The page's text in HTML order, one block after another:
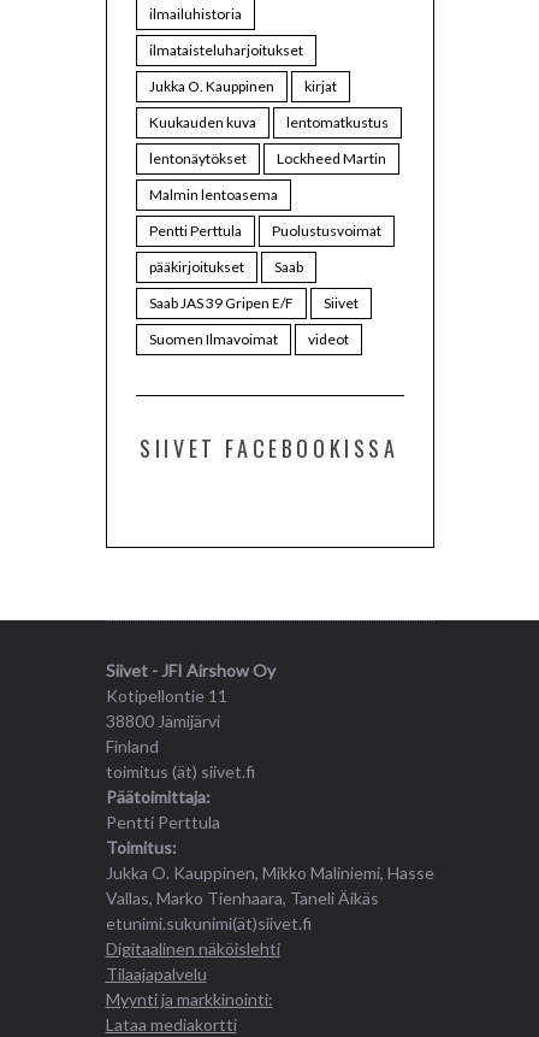
ilmailuhistoria
ilmataisteluharjoitukset
Jukka O. Kauppinen
kirjat
Kuukauden kuva
lentomatkustus
lentonäytökset
Lockheed Martin
Malmin lentoasema
Pentti Perttula
Puolustusvoimat
pääkirjoitukset
Saab
Saab JAS 39 Gripen E/F
Siivet
Suomen Ilmavoimat
videot
SIIVET FACEBOOKISSA
Siivet - JFI Airshow Oy
Kotipellontie 11
38800 Jämijärvi
Finland
toimitus (ät) siivet.fi
Päätoimittaja:
Pentti Perttula
Toimitus:
Jukka O. Kauppinen, Mikko Maliniemi, Hasse
Vallas, Marko Tienhaara, Taneli Äikäs
etunimi.sukunimi(ät)siivet.fi
Digitaalinen näköislehti
Tilaajapalvelu
Myynti ja markkinointi:
Lataa mediakortti